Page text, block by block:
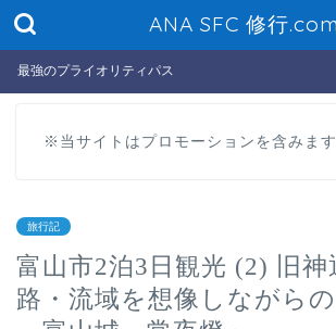
ANA SFC 修行.com
最強のプライオリティパス
※当サイトはプロモーションを含みます
旅行記
富山市2泊3日観光 (2) 旧神
路・流域を想像しながら